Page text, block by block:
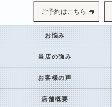
ご予約はこちら
お悩み
当店の強み
お客様の声
店舗概要